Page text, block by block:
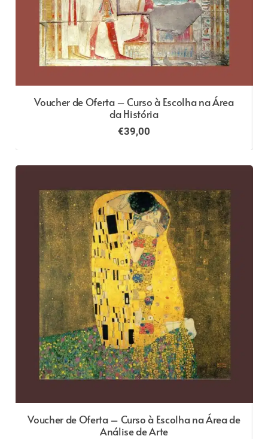
Voucher de Oferta – Curso à Escolha na Área
da História
€39,00
Voucher de Oferta – Curso à Escolha na Área de
Análise de Arte